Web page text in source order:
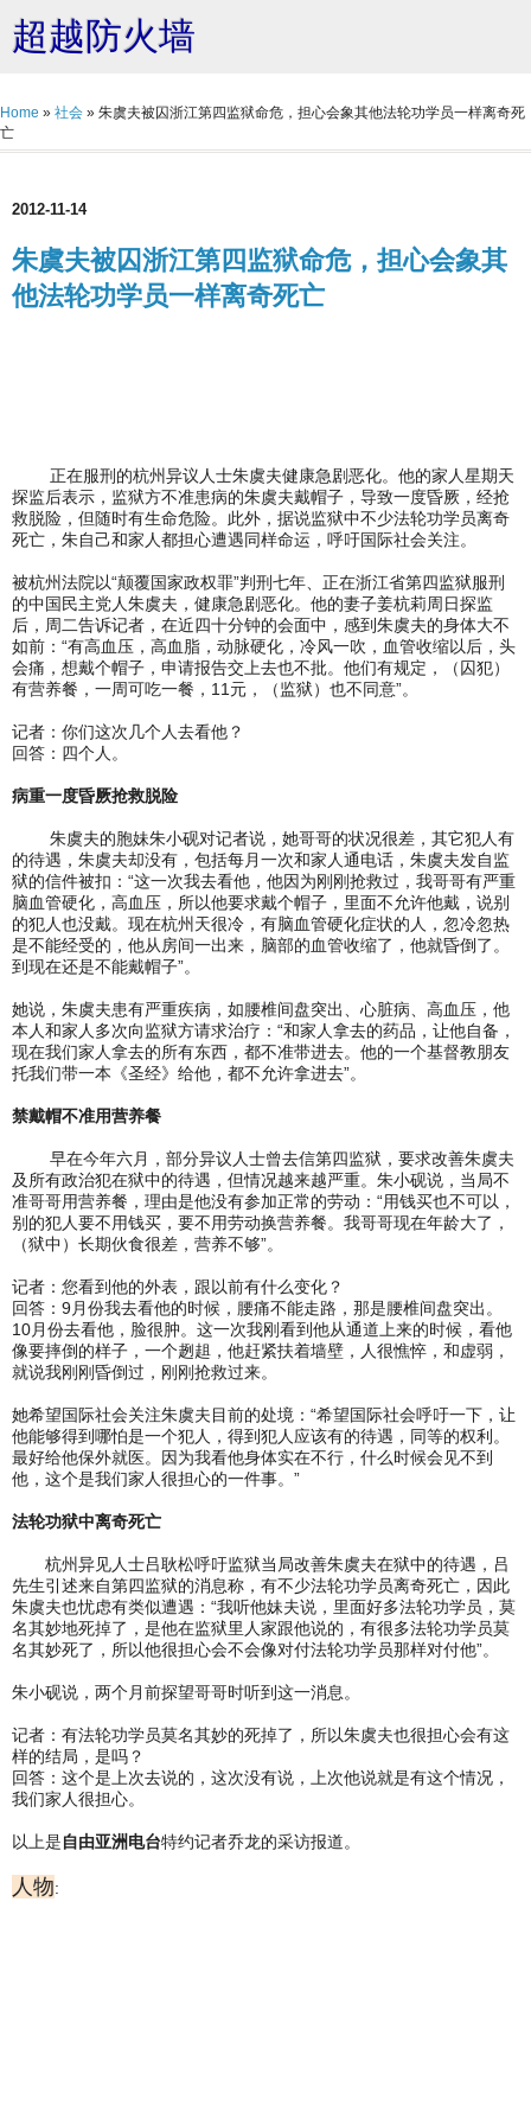
超越防火墙
Home » 社会 » 朱虞夫被囚浙江第四监狱命危，担心会象其他法轮功学员一样离奇死
亡
2012-11-14
朱虞夫被囚浙江第四监狱命危，担心会象其
他法轮功学员一样离奇死亡
正在服刑的杭州异议人士朱虞夫健康急剧恶化。他的家人星期天
探监后表示，监狱方不准患病的朱虞夫戴帽子，导致一度昏厥，经抢
救脱险，但随时有生命危险。此外，据说监狱中不少法轮功学员离奇
死亡，朱自己和家人都担心遭遇同样命运，呼吁国际社会关注。
被杭州法院以“颠覆国家政权罪”判刑七年、正在浙江省第四监狱服刑
的中国民主党人朱虞夫，健康急剧恶化。他的妻子姜杭莉周日探监
后，周二告诉记者，在近四十分钟的会面中，感到朱虞夫的身体大不
如前：“有高血压，高血脂，动脉硬化，冷风一吹，血管收缩以后，头
会痛，想戴个帽子，申请报告交上去也不批。他们有规定，（囚犯）
有营养餐，一周可吃一餐，11元，（监狱）也不同意”。
记者：你们这次几个人去看他？
回答：四个人。
病重一度昏厥抢救脱险
朱虞夫的胞妹朱小砚对记者说，她哥哥的状况很差，其它犯人有
的待遇，朱虞夫却没有，包括每月一次和家人通电话，朱虞夫发自监
狱的信件被扣：“这一次我去看他，他因为刚刚抢救过，我哥哥有严重
脑血管硬化，高血压，所以他要求戴个帽子，里面不允许他戴，说别
的犯人也没戴。现在杭州天很冷，有脑血管硬化症状的人，忽冷忽热
是不能经受的，他从房间一出来，脑部的血管收缩了，他就昏倒了。
到现在还是不能戴帽子”。
她说，朱虞夫患有严重疾病，如腰椎间盘突出、心脏病、高血压，他
本人和家人多次向监狱方请求治疗：“和家人拿去的药品，让他自备，
现在我们家人拿去的所有东西，都不准带进去。他的一个基督教朋友
托我们带一本《圣经》给他，都不允许拿进去”。
禁戴帽不准用营养餐
早在今年六月，部分异议人士曾去信第四监狱，要求改善朱虞夫
及所有政治犯在狱中的待遇，但情况越来越严重。朱小砚说，当局不
准哥哥用营养餐，理由是他没有参加正常的劳动：“用钱买也不可以，
别的犯人要不用钱买，要不用劳动换营养餐。我哥哥现在年龄大了，
（狱中）长期伙食很差，营养不够”。
记者：您看到他的外表，跟以前有什么变化？
回答：9月份我去看他的时候，腰痛不能走路，那是腰椎间盘突出。
10月份去看他，脸很肿。这一次我刚看到他从通道上来的时候，看他
像要摔倒的样子，一个趔趄，他赶紧扶着墙壁，人很憔悴，和虚弱，
就说我刚刚昏倒过，刚刚抢救过来。
她希望国际社会关注朱虞夫目前的处境：“希望国际社会呼吁一下，让
他能够得到哪怕是一个犯人，得到犯人应该有的待遇，同等的权利。
最好给他保外就医。因为我看他身体实在不行，什么时候会见不到
他，这个是我们家人很担心的一件事。”
法轮功狱中离奇死亡
杭州异见人士吕耿松呼吁监狱当局改善朱虞夫在狱中的待遇，吕
先生引述来自第四监狱的消息称，有不少法轮功学员离奇死亡，因此
朱虞夫也忧虑有类似遭遇：“我听他妹夫说，里面好多法轮功学员，莫
名其妙地死掉了，是他在监狱里人家跟他说的，有很多法轮功学员莫
名其妙死了，所以他很担心会不会像对付法轮功学员那样对付他”。
朱小砚说，两个月前探望哥哥时听到这一消息。
记者：有法轮功学员莫名其妙的死掉了，所以朱虞夫也很担心会有这
样的结局，是吗？
回答：这个是上次去说的，这次没有说，上次他说就是有这个情况，
我们家人很担心。
以上是自由亚洲电台特约记者乔龙的采访报道。
人物: